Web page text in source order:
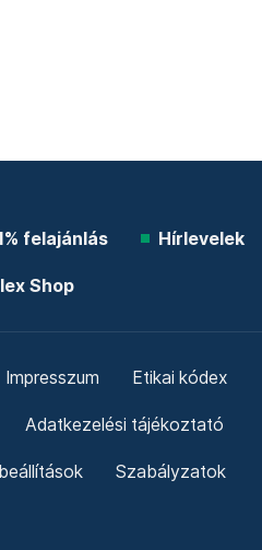
felajánlás Hírlevelek
Shop
Impresszum Etikai kódex
Adatkezelési tájékoztató
Szabályzatok